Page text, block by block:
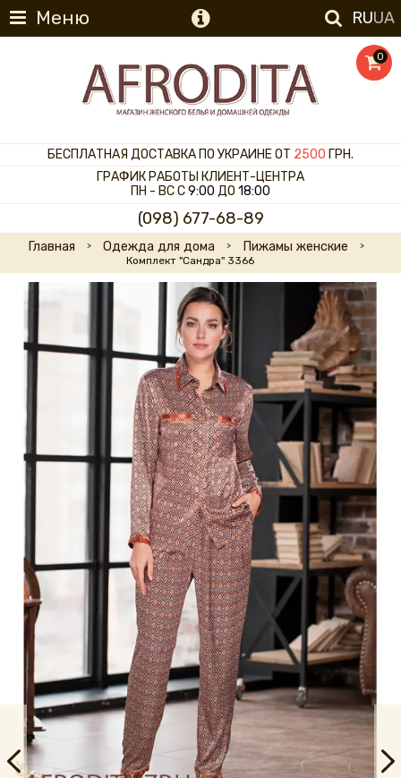
Меню RUUA
0
БЕСПЛАТНАЯ ДОСТАВКА ПО УКРАИНЕ ОТ 2500 ГРН.
ГРАФИК РАБОТЫ КЛИЕНТ-ЦЕНТРА
ПН - ВС С9:00 ДО 18:00
(098) 677-68-89
Главная Одежда для дома Пижамы женские
Комплект "Сандра" 3366